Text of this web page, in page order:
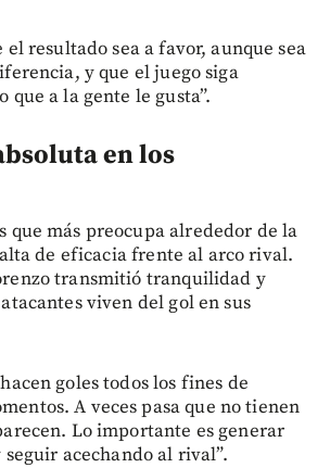
el resultado sea a favor, aunque sea
y que el juego siga
que a la gente le gusta”.
en los
que más preocupa alrededor de la
de eficacia frente al arco rival.
transmitió tranquilidad y
viven del gol en sus
goles todos los fines de
A veces pasa que no tienen
Lo importante es generar
acechando al rival”.